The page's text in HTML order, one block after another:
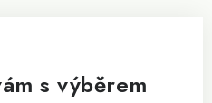
s výběrem